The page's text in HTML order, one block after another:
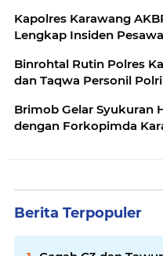
Kapolres Karawang
Lengkap Insiden
Binrohtal Rutin Polres
dan Taqwa Personil Polri
Brimob Gelar Syukuran
dengan Forkopimda
Berita Terpopuler